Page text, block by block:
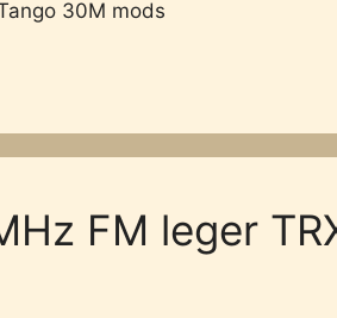
30M mods
FM leger